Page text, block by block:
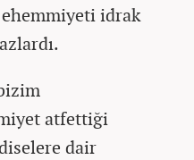
idrak
atfettiği
dair